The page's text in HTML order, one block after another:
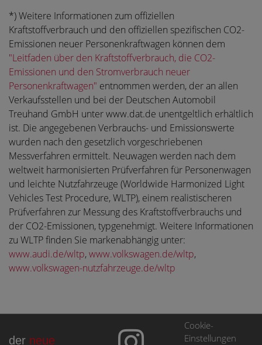
*) Weitere Informationen zum offiziellen
Kraftstoffverbrauch und den offiziellen spezifischen CO2-
Emissionen neuer Personenkraftwagen können dem
"Leitfaden über den Kraftstoffverbrauch, die CO2-
Emissionen und den Stromverbrauch neuer
Personenkraftwagen" entnommen werden, der an allen
Verkaufsstellen und bei der Deutschen Automobil
Treuhand GmbH unter www.dat.de unentgeltlich erhältlich
ist. Die angegebenen Verbrauchs- und Emissionswerte
wurden nach den gesetzlich vorgeschriebenen
Messverfahren ermittelt. Neuwagen werden nach dem
weltweit harmonisierten Prüfverfahren für Personenwagen
und leichte Nutzfahrzeuge (Worldwide Harmonized Light
Vehicles Test Procedure, WLTP), einem realistischeren
Prüfverfahren zur Messung des Kraftstoffverbrauchs und
der CO2-Emissionen, typgenehmigt. Weitere Informationen
zu WLTP finden Sie markenabhängig unter:
www.audi.de/wltp,www.volkswagen.de/wltp,
www.volkswagen-nutzfahrzeuge.de/wltp
der neue
Cookie-
Einstellungen